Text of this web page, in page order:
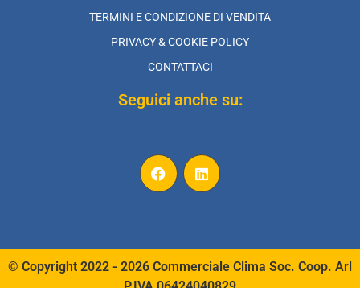
TERMINI E CONDIZIONE DI VENDITA
PRIVACY & COOKIE POLICY
CONTATTACI
Seguici anche su:
© Copyright 2022 - 2026 Commerciale Clima Soc. Coop. Arl